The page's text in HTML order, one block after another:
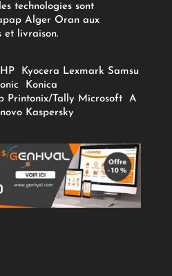
technologies sont
Alger Oran aux
et livraison.
HP Kyocera Lexmark Samsu
Konica
Printonix/Tally Microsoft
A
Kaspersky